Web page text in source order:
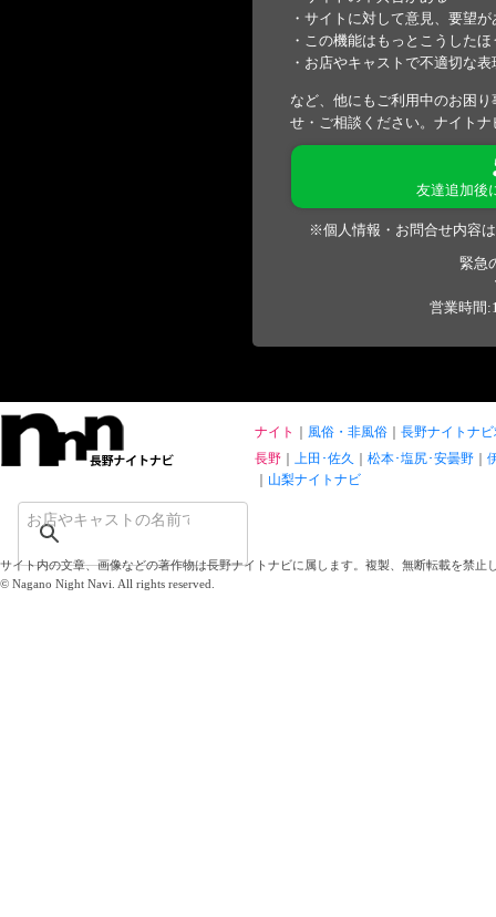
・サイトに対して意見、要望が
・この機能はもっとこうした
・お店やキャストで不適切な
など、他にもご利用中のお困
せ・ご相談ください。ナイト
友達追加後
※個人情報・お問合せ内容
緊急
営業時間
ナイト 風俗・非風俗
長野ナイトナ
長野
上田･佐久 松本･塩尻･安曇野
山梨ナイトナビ
サイト内の文章、画像などの著作物は長野ナイトナビに属します。複製、無断転載を禁止
© Nagano Night Navi. All rights reserved.